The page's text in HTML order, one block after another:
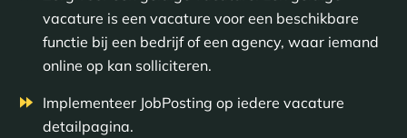
vacature is een vacature voor een beschikbare
functie bij een bedrijf of een agency, waar iemand
online op kan solliciteren.
Implementeer JobPosting op iedere vacature
detailpagina.